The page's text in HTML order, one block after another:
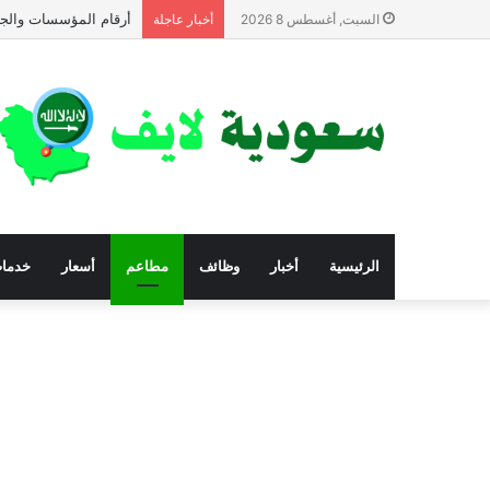
السبت, أغسطس 8 2026 أخبار عاجلة أرقام المؤسسات
الرئيسية أخبار وظائف مطاعم أسعار